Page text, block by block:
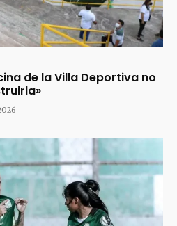
de la Villa Deportiva no